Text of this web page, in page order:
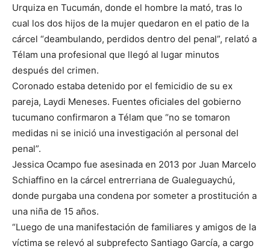
Urquiza en Tucumán, donde el hombre la mató, tras lo
cual los dos hijos de la mujer quedaron en el patio de la
cárcel “deambulando, perdidos dentro del penal”, relató a
Télam una profesional que llegó al lugar minutos
después del crimen.
Coronado estaba detenido por el femicidio de su ex
pareja, Laydi Meneses. Fuentes oficiales del gobierno
tucumano confirmaron a Télam que “no se tomaron
medidas ni se inició una investigación al personal del
penal”.
Jessica Ocampo fue asesinada en 2013 por Juan Marcelo
Schiaffino en la cárcel entrerriana de Gualeguaychú,
donde purgaba una condena por someter a prostitución a
una niña de 15 años.
“Luego de una manifestación de familiares y amigos de la
víctima se relevó al subprefecto Santiago García, a cargo